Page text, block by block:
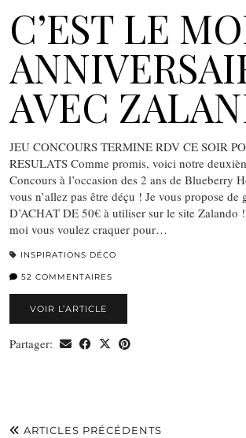
C’EST LE
AVEC
JEU CONCOURS TERMINE RDV CE SOIR
RESULATS Comme promis, voici notre
Concours à l’occasion des 2 ans de Blueberry
vous n’allez pas être déçu ! Je vous propose de
D’ACHAT DE 50€ à utiliser sur le site Zalando
moi vous voulez craquer pour…
INSPIRATIONS DÉCO
52 COMMENTAIRES
VOIR L’ARTICLE
Partager:
ARTICLES PRÉCÉDENTS